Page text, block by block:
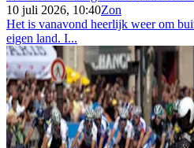
10 juli 2026, 10:40Zon
Het is vanavond heerlijk weer om
eigen land. I...